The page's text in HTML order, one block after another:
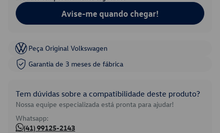
Avise-me quando chegar!
Peça Original Volkswagen
Garantia de 3 meses de fábrica
Tem dúvidas sobre a compatibilidade deste produto?
Nossa equipe especializada está pronta para ajudar!
Whatsapp:
(41) 99125-2143